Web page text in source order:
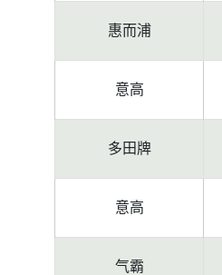
惠而浦
意高
多田牌
意高
气霸